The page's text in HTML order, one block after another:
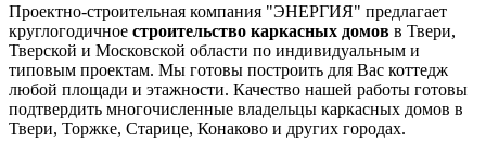
Проектно-строительная компания "ЭНЕРГИЯ" предлагает
круглогодичное строительство каркасных домов в Твери,
Тверской и Московской области по индивидуальным и
типовым проектам. Мы готовы построить для Вас коттедж
любой площади и этажности. Качество нашей работы готовы
подтвердить многочисленные владельцы каркасных домов в
Твери, Торжке, Старице, Конаково и других городах.